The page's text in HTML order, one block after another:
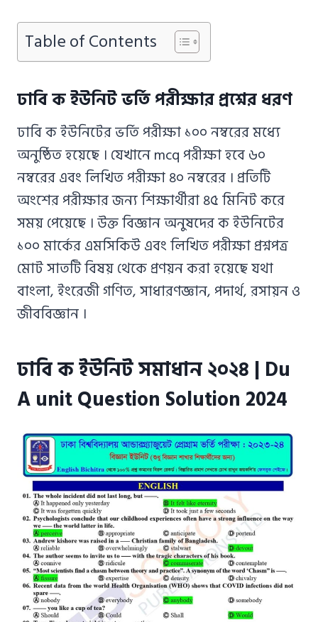
Table of Contents
ঢাবি ক ইউনিট ভর্তি পরীক্ষার প্রশ্নের ধরণ
ঢাবি ক ইউনিটের ভর্তি পরীক্ষা ১০০ নম্বরের মধ্যে
অনুষ্ঠিত হয়েছে । যেখানে mcq পরীক্ষা হবে ৬০
নম্বরের এবং লিখিত পরীক্ষা ৪০ নম্বরের । প্রতিটি
অংশের পরীক্ষার জন্য শিক্ষার্থীরা ৪৫ মিনিট করে
সময় পেয়েছে । উক্ত বিজ্ঞান অনুষদের ক ইউনিটের
১০০ মার্কের এমসিকিউ এবং লিখিত পরীক্ষা প্রশ্নপত্র
মোট সাতটি বিষয় থেকে প্রণয়ন করা হয়েছে যথা
বাংলা, ইংরেজী গণিত, সাধারণজ্ঞান, পদার্থ, রসায়ন ও
জীববিজ্ঞান ।
ঢাবি ক ইউনিট সমাধান ২০২৪ | Du
A unit Question Solution 2024